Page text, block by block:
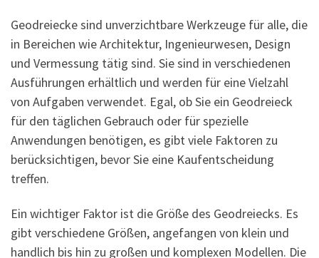
Geodreiecke sind unverzichtbare Werkzeuge für alle, die
in Bereichen wie Architektur, Ingenieurwesen, Design
und Vermessung tätig sind. Sie sind in verschiedenen
Ausführungen erhältlich und werden für eine Vielzahl
von Aufgaben verwendet. Egal, ob Sie ein Geodreieck
für den täglichen Gebrauch oder für spezielle
Anwendungen benötigen, es gibt viele Faktoren zu
berücksichtigen, bevor Sie eine Kaufentscheidung
treffen.
Ein wichtiger Faktor ist die Größe des Geodreiecks. Es
gibt verschiedene Größen, angefangen von klein und
handlich bis hin zu großen und komplexen Modellen. Die